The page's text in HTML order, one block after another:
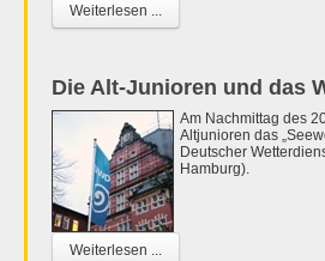
Weiterlesen ...
Die Alt-Junioren und das
Am Nachmittag des
Altjunioren das
Deutscher
Hamburg).
Weiterlesen ...